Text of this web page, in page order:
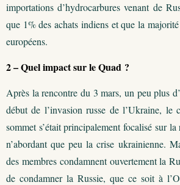
importations d’hydrocarbures venant de
que 1% des achats indiens et que la
européens.
2 – Quel impact sur le Quad ?
Après la rencontre du 3 mars, un peu plus
début de l’invasion russe de l’Ukraine, le
sommet s’était principalement focalisé sur
n’abordant que peu la crise ukrainienne.
des membres condamnent ouvertement la
de condamner la Russie, que ce soit à